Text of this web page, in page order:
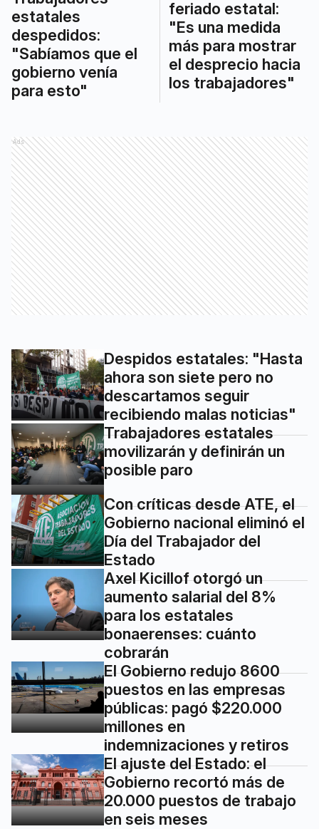
estatales
despedidos:
"Sabíamos que el
gobierno venía
para esto"
feriado estatal:
"Es una medida
más para mostrar
el desprecio hacia
los trabajadores"
Ads
Despidos estatales: "Hasta
ahora son siete pero no
descartamos seguir
recibiendo malas noticias"
Trabajadores estatales
movilizarán y definirán un
posible paro
Con críticas desde ATE, el
Gobierno nacional eliminó el
Día del Trabajador del
Estado
Axel Kicillof otorgó un
aumento salarial del 8%
para los estatales
bonaerenses: cuánto
cobrarán
El Gobierno redujo 8600
puestos en las empresas
públicas: pagó $220.000
millones en
indemnizaciones y retiros
El ajuste del Estado: el
Gobierno recortó más de
20.000 puestos de trabajo
en seis meses